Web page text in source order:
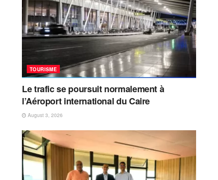
TOURISME
Le trafic se poursuit normalement à
l’Aéroport international du Caire
August 3, 2026